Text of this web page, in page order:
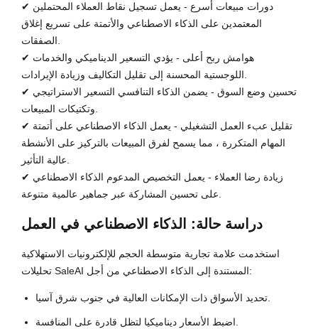
✔ دورات مبيعات أسرع - يعمل تسجيل نقاط العملاء المحتملين
المعتمدين على الذكاء الاصطناعي والأتمتة على تسريع إغلاق
الصفقات.
✔ هوامش ربح أعلى - يؤدي التسعير الديناميكي والخدمات
اللوجستية المحسنة إلى تقليل التكاليف وزيادة الإيرادات.
✔ تحسين وضع السوق - يضمن الذكاء التنافسي التسعير الاستراتيجي
وتكتيكات المبيعات.
✔ تقليل عبء العمل التشغيلي - يعمل الذكاء الاصطناعي على أتمتة
المهام المتكررة ، مما يسمح لفرق المبيعات بالتركيز على الأنشطة
عالية التأثير.
✔ زيادة رضا العملاء - يعمل التخصيص المدعوم الذكاء الاصطناعي
على تحسين المشاركة عبر جماهير عالمية متنوعة.
دراسة حالة: الذكاء الاصطناعي في العمل
استخدمت علامة تجارية متوسطة الحجم للإلكترونيات الاستهلاكية
تحليلات SaleAI المستندة إلى الذكاء الاصطناعي من أجل:
تحديد الأسواق ذات الإمكانات العالية في جنوب شرق آسيا.
اضبط الأسعار ديناميكيا لتظل قادرة على المنافسة.